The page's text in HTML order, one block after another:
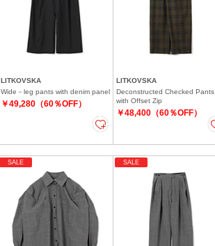
LITKOVSKA
Wide－leg pants with denim panel
￥49,280（60％OFF）
LITKOVSKA
Deconstructed Checked Pants
with Offset Zip
￥48,400（60％OFF）
SALE SALE